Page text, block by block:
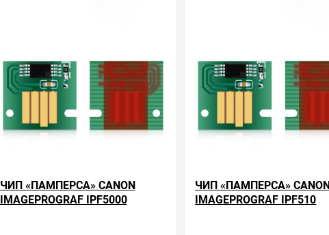
ЧИП «ПАМПЕРСА» CANON
IMAGEPROGRAF IPF5000
ЧИП «ПАМПЕРСА» CANON
IMAGEPROGRAF IPF510